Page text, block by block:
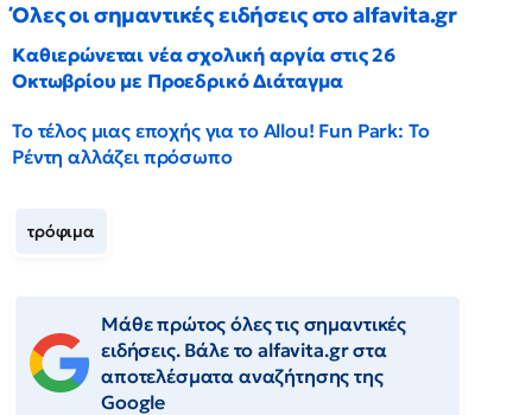
Όλες οι σημαντικές ειδήσεις στο alfavita.gr
Καθιερώνεται νέα σχολική αργία στις 26
Οκτωβρίου με Προεδρικό Διάταγμα
Το τέλος μιας εποχής για το Allou! Fun Park: Το
Ρέντη αλλάζει πρόσωπο
τρόφιμα
Μάθε πρώτος όλες τις σημαντικές
ειδήσεις. Βάλε το alfavita.gr στα
αποτελέσματα αναζήτησης της
Google